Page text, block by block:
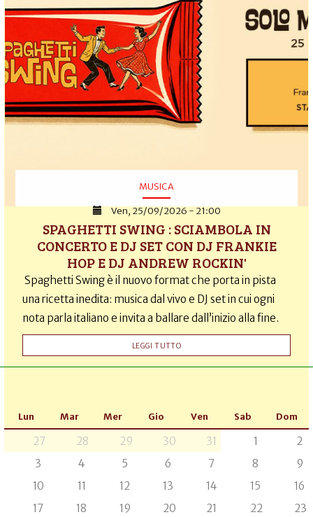
MUSICA
Ven, 25/09/2026 - 21:00
SPAGHETTI SWING : SCIAMBOLA IN
CONCERTO E DJ SET CON DJ FRANKIE
HOP E DJ ANDREW ROCKIN'
Spaghetti Swing è il nuovo format che porta in pista
una ricetta inedita: musica dal vivo e DJ set in cui ogni
nota parla italiano e invita a ballare dall’inizio alla fine.
LEGGI TUTTO
Lun Mar Mer Gio Ven Sab Dom
27 28 29 30 31 1
2
3
4 5 6 7 8
9
10
11 12 13 14 15
16
17
18 19 20 21 22
23